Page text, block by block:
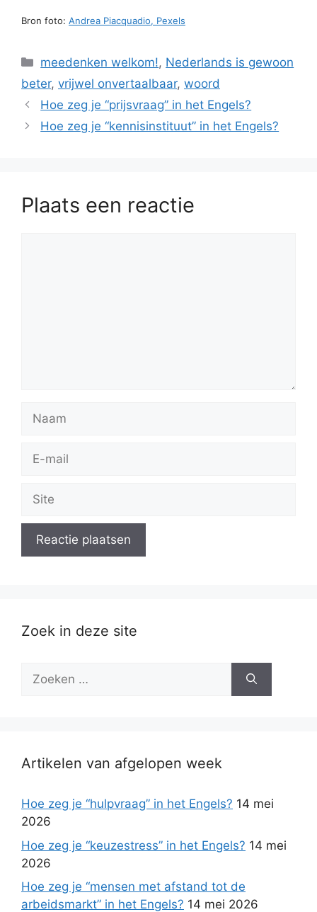
Bron foto: Andrea Piacquadio, Pexels
Categorieën
meedenken welkom!, Nederlands is gewoon
beter, vrijwel onvertaalbaar, woord
Hoe zeg je “prijsvraag” in het Engels?
Hoe zeg je “kennisinstituut” in het Engels?
Plaats een reactie
Naam
Site
Zoek in deze site
Zoek
Artikelen van afgelopen week
Hoe zeg je “hulpvraag” in het Engels? 14 mei
2026
Hoe zeg je “keuzestress” in het Engels? 14 mei
2026
Hoe zeg je “mensen met afstand tot de
arbeidsmarkt” in het Engels? 14 mei 2026